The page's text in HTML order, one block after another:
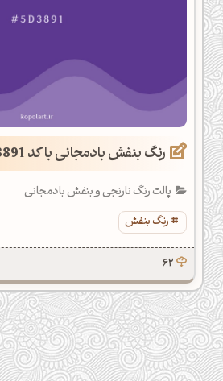
رنگ بنفش بادمجانی با کد 5D3891
پالت رنگ نارنجی و بنفش بادمجانی
رنگ بنفش
62